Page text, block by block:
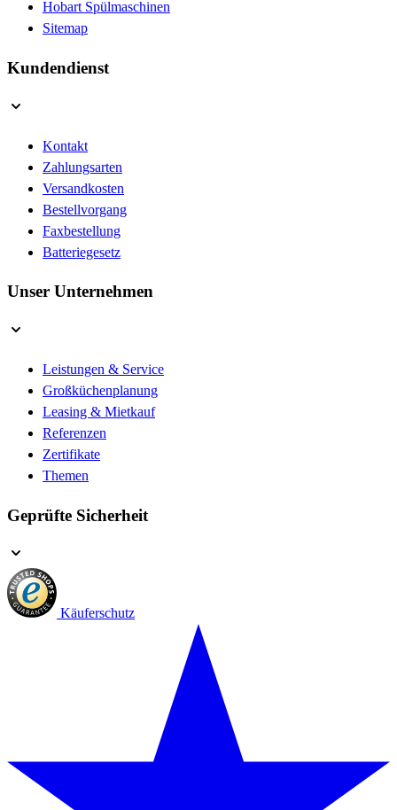
Hobart Spülmaschinen
Sitemap
Kundendienst
Kontakt
Zahlungsarten
Versandkosten
Bestellvorgang
Faxbestellung
Batteriegesetz
Unser Unternehmen
Leistungen & Service
Großküchenplanung
Leasing & Mietkauf
Referenzen
Zertifikate
Themen
Geprüfte Sicherheit
Käuferschutz